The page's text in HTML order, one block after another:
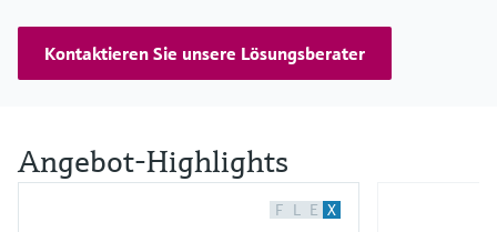
Kontaktieren Sie unsere Lösungsberater
Angebot-Highlights
F L E X